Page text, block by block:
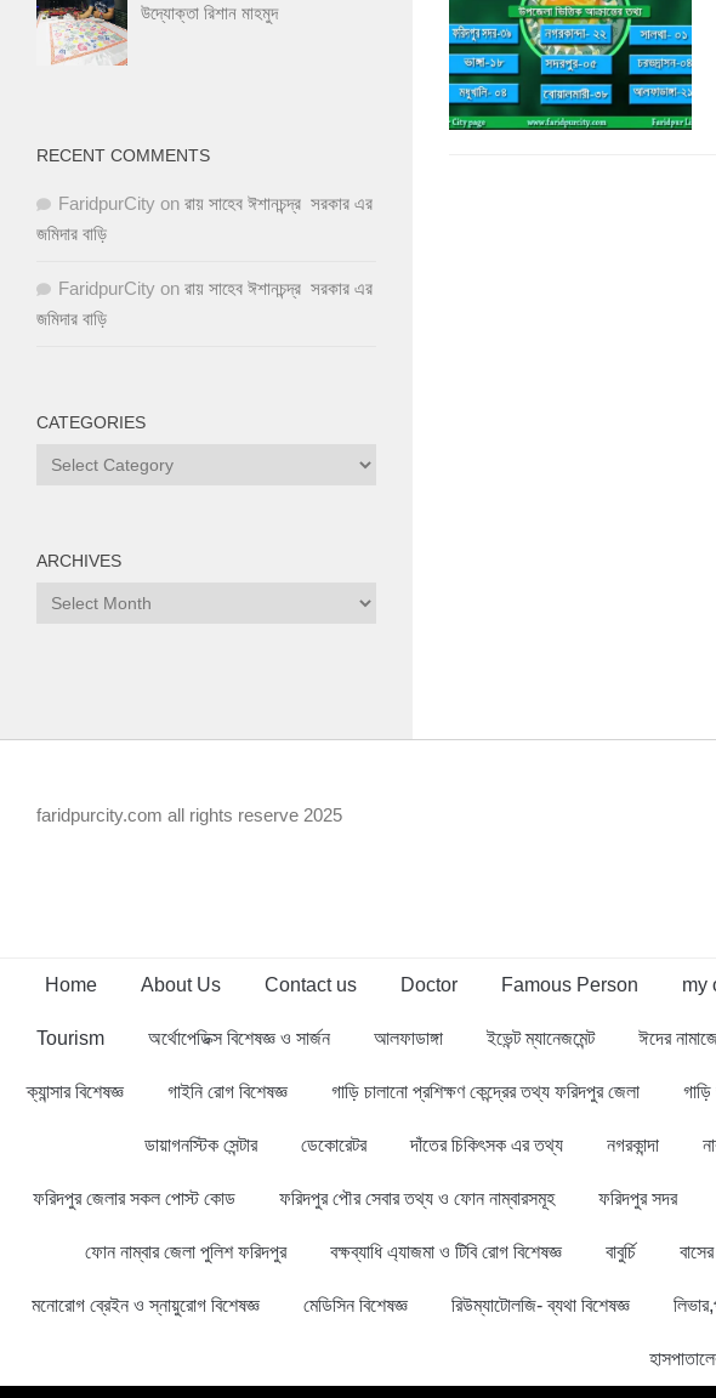
উদ্যোক্তা রিশান মাহমুদ
RECENT COMMENTS
FaridpurCity on রায় সাহেব ঈশানচন্দ্র সরকার এর
জমিদার বাড়ি
FaridpurCity on রায় সাহেব ঈশানচন্দ্র সরকার এর
জমিদার বাড়ি
CATEGORIES
Categories
ARCHIVES
Archives
faridpurcity.com all rights reserve 2025
Home About Us Contact us Doctor Famous Person my
Tourism অর্থোপেডিক্স বিশেষজ্ঞ ও সার্জন আলফাডাঙ্গা ইভেন্ট ম্যানেজমেন্ট ঈদের
ক্যান্সার বিশেষজ্ঞ গাইনি রোগ বিশেষজ্ঞ গাড়ি চালানো প্রশিক্ষণ কেন্দ্রের তথ্য ফরিদপুর জেলা গাড়ি
ডায়াগনস্টিক সেন্টার ডেকোরেটর দাঁতের চিকিৎসক এর তথ্য নগরকান্দা
ফরিদপুর জেলার সকল পোস্ট কোড ফরিদপুর পৌর সেবার তথ্য ও ফোন নাম্বারসমূহ ফরিদপুর সদর
ফোন নাম্বার জেলা পুলিশ ফরিদপুর বক্ষব্যাধি এ্যাজমা ও টিবি রোগ বিশেষজ্ঞ বাবুর্চি
মনোরোগ ব্রেইন ও স্নায়ুরোগ বিশেষজ্ঞ মেডিসিন বিশেষজ্ঞ রিউম্যাটোলজি- ব্যথা বিশেষজ্ঞ